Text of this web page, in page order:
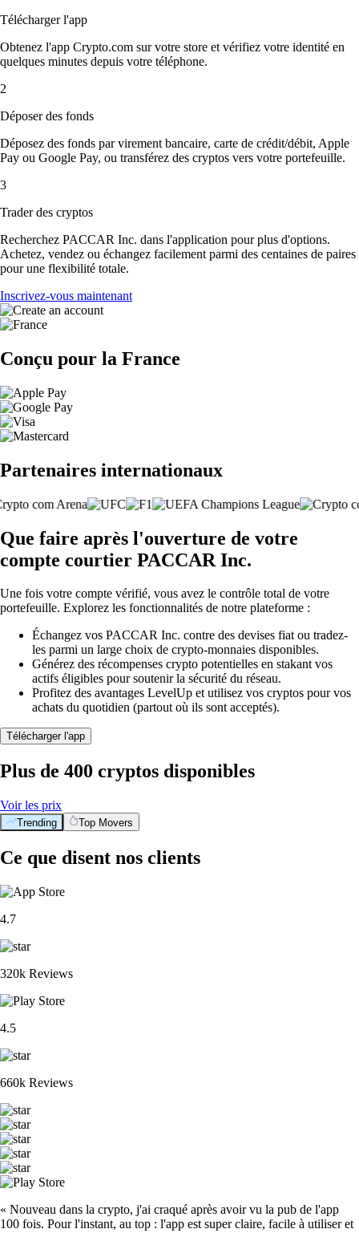
Télécharger l'app
Obtenez l'app Crypto.com sur votre store et vérifiez votre identité en
quelques minutes depuis votre téléphone.
2
Déposer des fonds
Déposez des fonds par virement bancaire, carte de crédit/débit, Apple
Pay ou Google Pay, ou transférez des cryptos vers votre portefeuille.
3
Trader des cryptos
Recherchez PACCAR Inc. dans l'application pour plus d'options.
Achetez, vendez ou échangez facilement parmi des centaines de paires
pour une flexibilité totale.
Inscrivez-vous maintenant
Conçu pour la France
Partenaires internationaux
Que faire après l'ouverture de votre
compte courtier PACCAR Inc.
Une fois votre compte vérifié, vous avez le contrôle total de votre
portefeuille. Explorez les fonctionnalités de notre plateforme :
Échangez vos PACCAR Inc. contre des devises fiat ou tradez-
les parmi un large choix de crypto-monnaies disponibles.
Générez des récompenses crypto potentielles en stakant vos
actifs éligibles pour soutenir la sécurité du réseau.
Profitez des avantages LevelUp et utilisez vos cryptos pour vos
achats du quotidien (partout où ils sont acceptés).
Télécharger l'app
Plus de 400 cryptos disponibles
Voir les prix
Trending Top Movers
Ce que disent nos clients
4.7
320k Reviews
4.5
660k Reviews
« Nouveau dans la crypto, j'ai craqué après avoir vu la pub de l'app
100 fois. Pour l'instant, au top : l'app est super claire, facile à utiliser et